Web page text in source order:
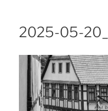
2025-05-